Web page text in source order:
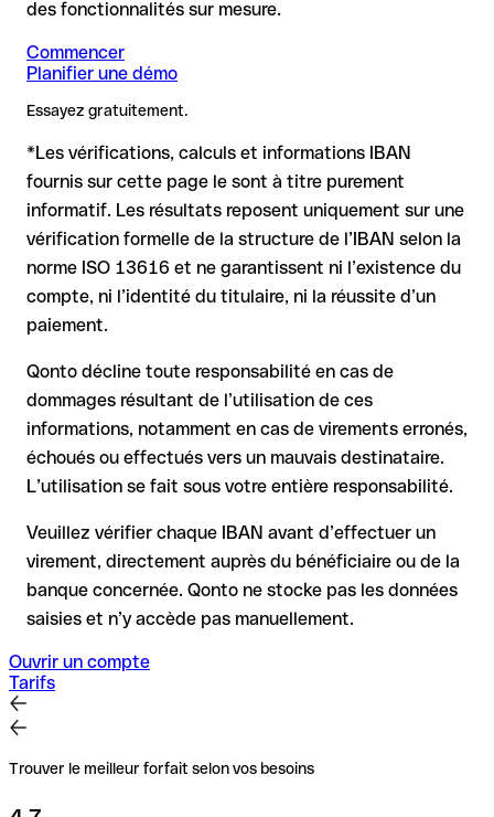
en provenance de pays hors SEPA, le BIC est indispensable.
USD, GBP), des frais de change peuvent s'appliquer.
Renseignez-vous à l'avance auprès de Magnet Bank Zrt. sur
les conditions en vigueur.
ont été inversés, créant par hasard une autre combinaison
Recommandation: demandez au bénéficiaire de vous
confirmer l'IBAN par écrit, surtout pour une nouvelle relation
compte ne peut être vérifiée que par Magnet Bank Zrt. elle-
même ou par un virement test.
plus critique. Si une erreur (ex. inversion de chiffres) crée
un IBAN valide, le virement peut être envoyé vers un autre
Dans ce cas :
la banque réceptrice doit coopérer au retour des fonds
votre banque peut initier une procédure de rappel sur
demande
le remboursement n’est pas garanti, surtout si les fonds ont
déjà été retirés
pour les virements hors SEPA, la récupération est plus
complexe et peut entraîner des frais
Recommandation: vérifiez systématiquement chaque IBAN
avant un virement (via un outil de vérification) et confirmez-le
directement auprès du bénéficiaire en cas de doute. Cette
précaution est essentielle, en particulier pour des montants
élevés ou de nouvelles relations commerciales.
des fonctionnalités sur mesure.
Commencer
Planifier une démo
Essayez gratuitement.
*Les vérifications, calculs et informations IBAN
fournis sur cette page le sont à titre purement
informatif. Les résultats reposent uniquement sur une
vérification formelle de la structure de l’IBAN selon la
norme ISO 13616 et ne garantissent ni l’existence du
compte, ni l’identité du titulaire, ni la réussite d’un
paiement.
Qonto décline toute responsabilité en cas de
dommages résultant de l’utilisation de ces
informations, notamment en cas de virements erronés,
échoués ou effectués vers un mauvais destinataire.
L’utilisation se fait sous votre entière responsabilité.
Veuillez vérifier chaque IBAN avant d’effectuer un
virement, directement auprès du bénéficiaire ou de la
banque concernée. Qonto ne stocke pas les données
saisies et n’y accède pas manuellement.
Ouvrir un compte
Tarifs
Trouver le meilleur forfait selon vos besoins